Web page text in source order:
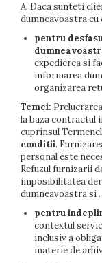
A. Daca sunteti
dumneavoastra
pentru
expedierea si
informarea
organizarea
Temei:
la baza contractul
cuprinsul
conditii.
personal este
Refuzul furnizarii
imposibilitatea
dumneavoastra si.
pentru
contextul
inclusiv a
materie de